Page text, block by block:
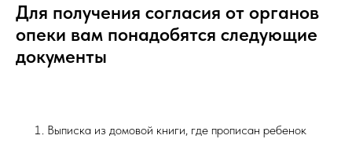
Для получения согласия от органов
опеки вам понадобятся следующие
документы
Выписка из домовой книги, где прописан ребенок